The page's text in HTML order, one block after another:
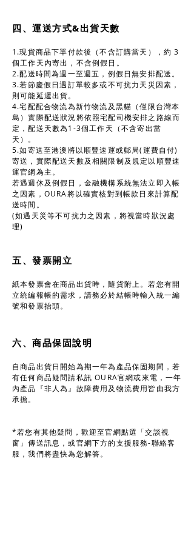
四、運送方式&出貨天數
1.現貨商品下單付款後（不含訂購當天），約 3
個工作天內寄出，不含例假日。
2.配送時間為週一至週五，例假日無安排配送。
3.若節慶假日遇訂單較多或不可抗力天災因素，
則可能延遲出貨。
4.宅配配合物流為新竹物流及黑貓（僅限台灣本
島）實際配送狀況將依照宅配司機安排之路線而
定，配送天數為1-3個工作天（不含寄出當
天）。
5.如寄送至港澳將以順豐速運或郵局(運費自付)
寄送，實際配送天數及相關限制及規定以順豐速
運官網為主。
若遇週休及例假日，金融機構系統無法立即入帳
之因素，OURA將以確實核對到帳款日來計算配
送時間。
(如遇天災等不可抗力之因素，將視當時狀況處
理)
五、發票開立
紙本發票會在商品出貨時，隨貨附上。若您有開
立統編報帳的需求，請務必於結帳時輸入統一編
號和發票抬頭。
六、商品保固說明
自商品出貨日開始為期一年為產品保固期間，若
有任何商品疑問請私訊 OURA官網或來電，一年
內產品『非人為』故障費用及物流費用皆由我方
承擔。
*若您有其他疑問，歡迎至官網點選「交談視
窗」傳送訊息，或官網下方的支援服務-聯絡客
服，我們將盡快為您解答。